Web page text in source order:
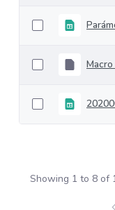
Showing 1 to 8 of